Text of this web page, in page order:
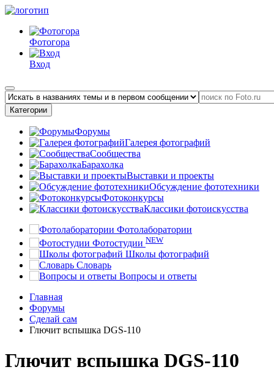
Фотогора
Вход
Категории
Форумы
Галерея фотографий
Сообщества
Барахолка
Выставки и проекты
Обсуждение фототехники
Фотоконкурсы
Классики фотоискусства
Фотолаборатории
Фотостудии NEW
Школы фотографий
Словарь
Вопросы и ответы
Главная
Форумы
Сделай сам
Глючит вспышка DGS-110
Глючит вспышка DGS-110